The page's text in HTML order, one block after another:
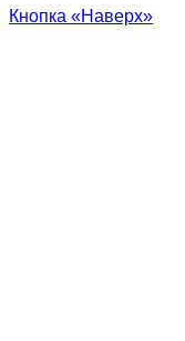
Кнопка «Наверх»